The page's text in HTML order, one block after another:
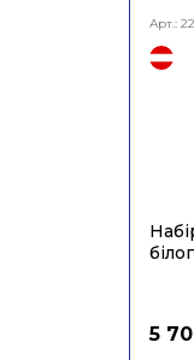
Арт.:
5